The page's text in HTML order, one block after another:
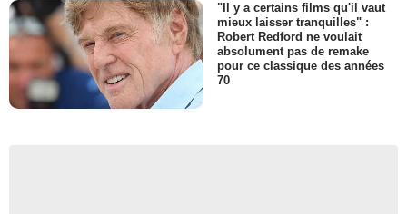
"Il y a certains films qu'il vaut
mieux laisser tranquilles" :
Robert Redford ne voulait
absolument pas de remake
pour ce classique des années
70